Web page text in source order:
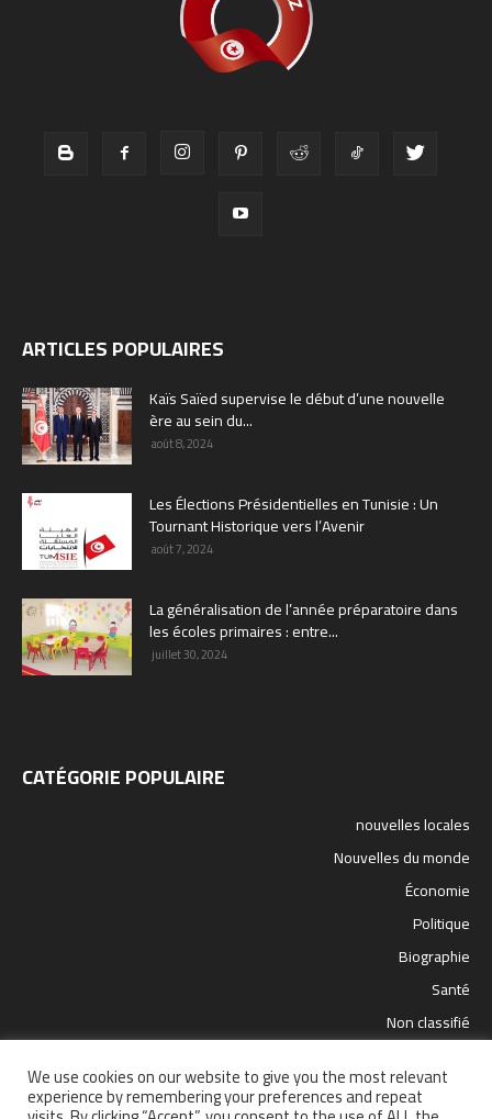
ARTICLES POPULAIRES
Kaïs Saïed supervise le début d’une nouvelle
ère au sein du...
août 8, 2024
Les Élections Présidentielles en Tunisie : Un
Tournant Historique vers l’Avenir
août 7, 2024
La généralisation de l’année préparatoire dans
les écoles primaires : entre...
juillet 30, 2024
CATÉGORIE POPULAIRE
nouvelles locales
Nouvelles du monde
Économie
Politique
Biographie
Santé
Non classifié
science et technologie
We use cookies on our website to give you the most relevant
experience by remembering your preferences and repeat